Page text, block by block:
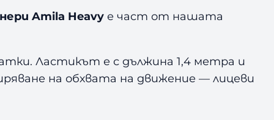
Amila Heavy е част от нашата
Ластикът е с дължина 1,4 метра и
на обхвата на движение — лицеви